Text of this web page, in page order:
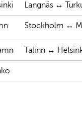
Langnäs ↔
Stockholm ↔
Talinn ↔